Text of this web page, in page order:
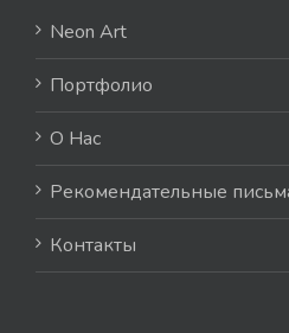
Neon Art
Портфолио
О Нас
Рекомендательные
Контакты